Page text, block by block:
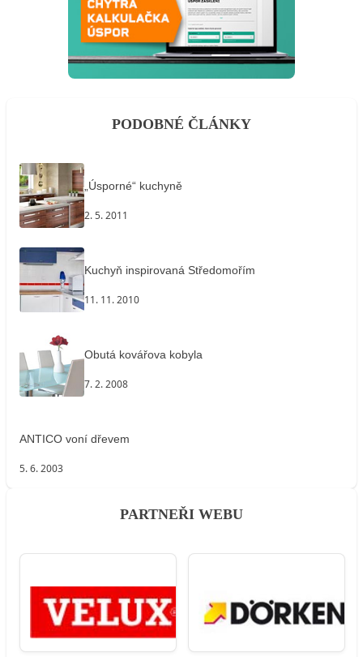
PODOBNÉ ČLÁNKY
„Úsporné“ kuchyně
2. 5. 2011
Kuchyň inspirovaná Středomořím
11. 11. 2010
Obutá kovářova kobyla
7. 2. 2008
ANTICO voní dřevem
5. 6. 2003
PARTNEŘI WEBU